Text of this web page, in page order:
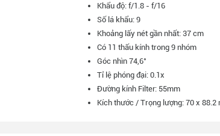
Khẩu độ: f/1.8 - f/16
Số lá khẩu: 9
Khoảng lấy nét gần nhất: 37 cm
Có 11 thấu kính trong 9 nhóm
Góc nhìn 74,6°
Tỉ lệ phóng đại: 0.1x
Đường kính Filter: 55mm
Kích thước / Trọng lượng: 70 x 88.2